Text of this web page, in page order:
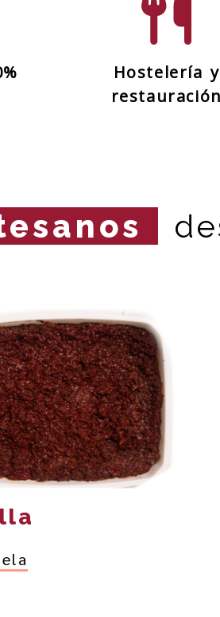
Hostelería y
restauración